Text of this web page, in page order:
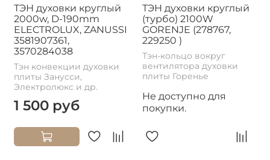
ТЭН духовки круглый
2000w, D-190mm
ELECTROLUX, ZANUSSI
3581907361,
3570284038
Тэн конвекции духовки
плиты Занусси,
Электролюкс и др.
1 500 руб
ТЭН духовки круглый
(турбо) 2100W
GORENJE (278767,
229250 )
Тэн-кольцо вокруг
вентилятора духовки
плиты Горенье
Не доступно для
покупки.